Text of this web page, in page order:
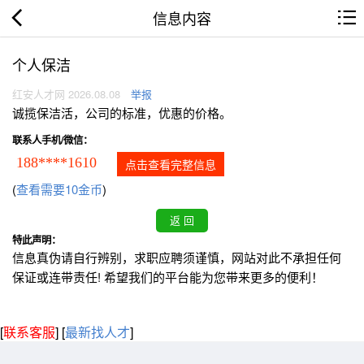
信息内容
个人保洁
红安人才网 2026.08.08 举报
诚揽保洁活，公司的标准，优惠的价格。
联系人手机/微信：
188****1610 点击查看完整信息
(查看需要10金币)
特此声明：
信息真伪请自行辨别，求职应聘须谨慎，网站对此不承担任何
保证或连带责任! 希望我们的平台能为您带来更多的便利！
[联系客服] [最新找人才]